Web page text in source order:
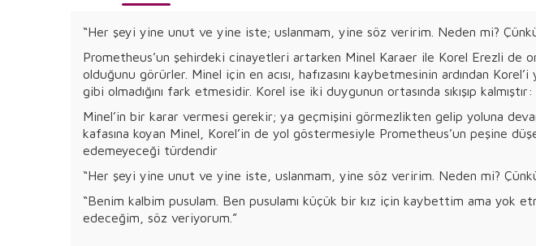
“Her şeyi yine unut ve yine iste; uslanmam, yine söz veririm. Neden mi?
Prometheus’un şehirdeki cinayetleri artarken Minel Karaer ile Korel Erezli de
olduğunu görürler. Minel için en acısı, hafızasını kaybetmesinin ardından
gibi olmadığını fark etmesidir. Korel ise iki duygunun ortasında sıkışıp
Minel’in bir karar vermesi gerekir; ya geçmişini görmezlikten gelip yoluna
kafasına koyan Minel, Korel’in de yol göstermesiyle Prometheus’un peşine
edemeyeceği türdendir
“Her şeyi yine unut ve yine iste, uslanmam, yine söz veririm. Neden mi?
“Benim kalbim pusulam. Ben pusulamı küçük bir kız için kaybettim ama
edeceğim, söz veriyorum.”